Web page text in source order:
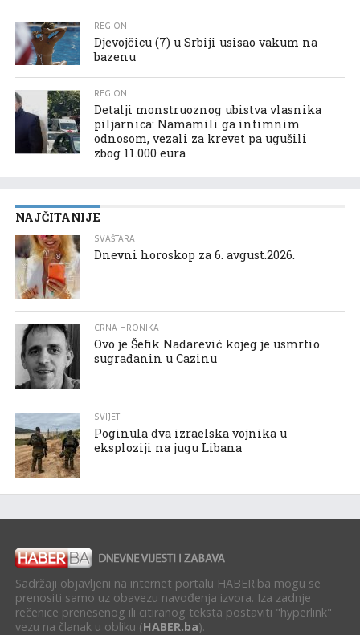
REGION
Djevojčicu (7) u Srbiji usisao vakum na
bazenu
REGION
Detalji monstruoznog ubistva vlasnika
piljarnica: Namamili ga intimnim
odnosom, vezali za krevet pa ugušili
zbog 11.000 eura
NAJČITANIJE
SVAŠTARA
Dnevni horoskop za 6. avgust.2026.
CRNA HRONIKA
Ovo je Šefik Nadarević kojeg je usmrtio
sugrađanin u Cazinu
SVIJET
Poginula dva izraelska vojnika u
eksploziji na jugu Libana
Sadržaji objavljeni na internet portalu HABER.ba mogu se
prenositi samo uz obavezu navođenja izvora. Iza zadnje
rečenice prenesenog ili citiranog teksta postaviti "hyperlink"
vezu na članak u obliku (HABER.ba).